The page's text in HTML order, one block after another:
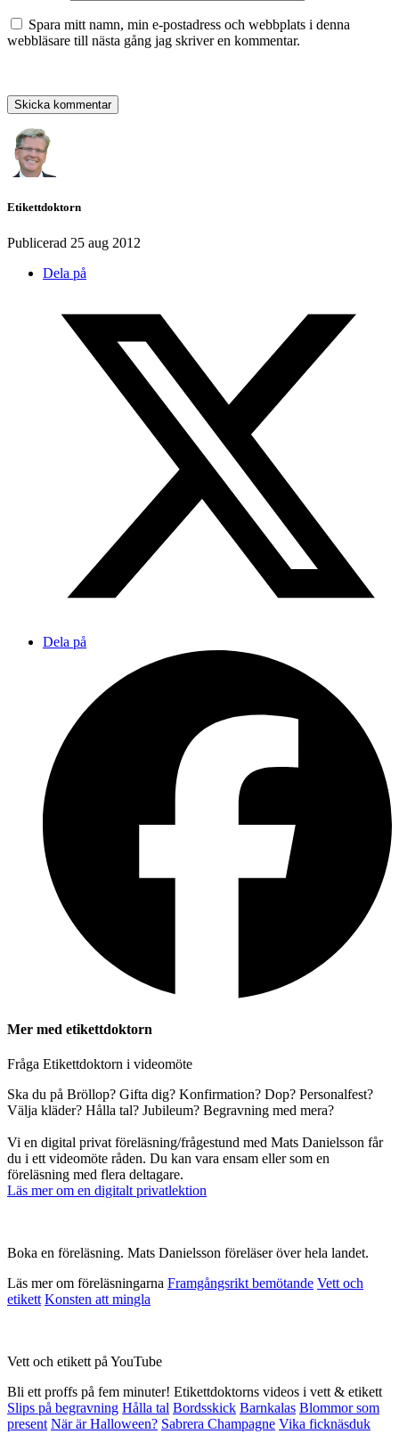
Spara mitt namn, min e-postadress och webbplats i denna
webbläsare till nästa gång jag skriver en kommentar.
Etikettdoktorn
Publicerad 25 aug 2012
Dela på
Dela på
Mer med etikettdoktorn
Fråga Etikettdoktorn i videomöte
Ska du på Bröllop? Gifta dig? Konfirmation? Dop? Personalfest?
Välja kläder? Hålla tal? Jubileum? Begravning med mera?
Vi en digital privat föreläsning/frågestund med Mats Danielsson får
du i ett videomöte råden. Du kan vara ensam eller som en
föreläsning med flera deltagare.
Läs mer om en digitalt privatlektion
Boka en föreläsning. Mats Danielsson föreläser över hela landet.
Läs mer om föreläsningarna Framgångsrikt bemötande Vett och
etikett Konsten att mingla
Vett och etikett på YouTube
Bli ett proffs på fem minuter! Etikettdoktorns videos i vett & etikett
Slips på begravning Hålla tal Bordsskick Barnkalas Blommor som
present När är Halloween? Sabrera Champagne Vika ficknäsduk